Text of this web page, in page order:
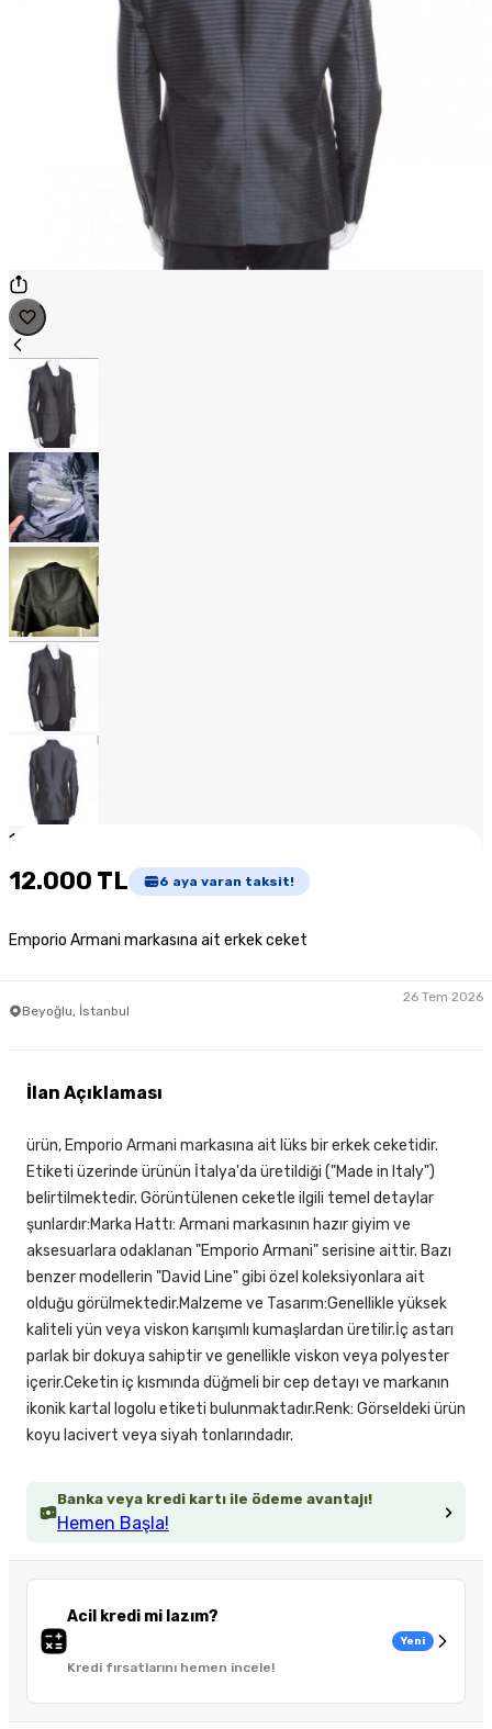
1
12.000 TL 6 aya varan taksit!
Emporio Armani markasına ait erkek ceket
Beyoğlu, İstanbul
26 Tem 2026
Banka veya kredi kartı ile ödeme avantajı!
Hemen Başla!
Acil kredi mi lazım?
Kredi fırsatlarını hemen incele!
Yeni
İlan Açıklaması
ürün, Emporio Armani markasına ait lüks bir erkek ceketidir.
Etiketi üzerinde ürünün İtalya'da üretildiği ("Made in Italy")
belirtilmektedir. Görüntülenen ceketle ilgili temel detaylar
şunlardır:Marka Hattı: Armani markasının hazır giyim ve
aksesuarlara odaklanan "Emporio Armani" serisine aittir. Bazı
benzer modellerin "David Line" gibi özel koleksiyonlara ait
olduğu görülmektedir.Malzeme ve Tasarım:Genellikle yüksek
kaliteli yün veya viskon karışımlı kumaşlardan üretilir.İç astarı
parlak bir dokuya sahiptir ve genellikle viskon veya polyester
içerir.Ceketin iç kısmında düğmeli bir cep detayı ve markanın
ikonik kartal logolu etiketi bulunmaktadır.Renk: Görseldeki ürün
koyu lacivert veya siyah tonlarındadır.